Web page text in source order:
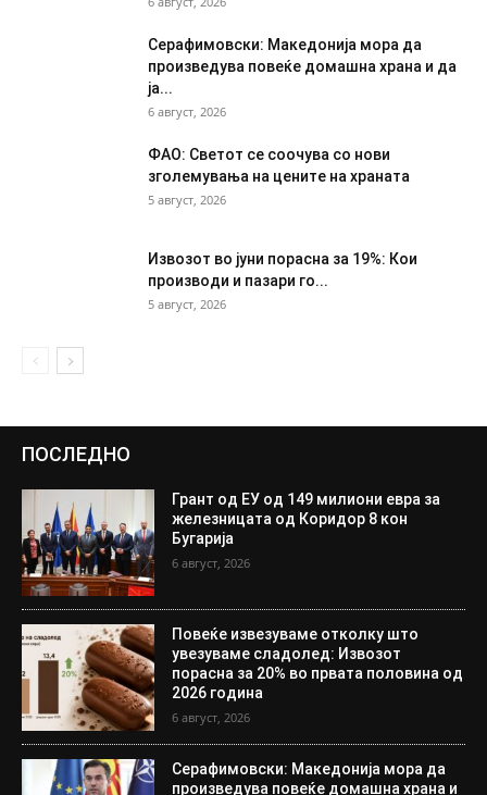
Серафимовски: Македонија мора да
произведува повеќе домашна храна и да
ја...
6 август, 2026
ФАО: Светот се соочува со нови
зголемувања на цените на храната
5 август, 2026
Извозот во јуни порасна за 19%: Кои
производи и пазари го...
5 август, 2026
ПОСЛЕДНО
Грант од ЕУ од 149 милиони евра за
железницата од Коридор 8 кон
Бугарија
6 август, 2026
Повеќе извезуваме отколку што
увезуваме сладолед: Извозот
порасна за 20% во првата половина од
2026 година
6 август, 2026
Серафимовски: Македонија мора да
произведува повеќе домашна храна и